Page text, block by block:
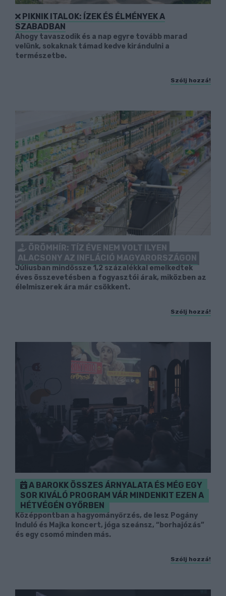
PIKNIK ITALOK: ÍZEK ÉS ÉLMÉNYEK A
SZABADBAN
Ahogy tavaszodik és a nap egyre tovább marad
velünk, sokaknak támad kedve kirándulni a
természetbe.
Szólj hozzá!
ÖRÖMHÍR: TÍZ ÉVE NEM VOLT ILYEN
ALACSONY AZ INFLÁCIÓ MAGYARORSZÁGON
Júliusban mindössze 1,2 százalékkal emelkedtek
éves összevetésben a fogyasztói árak, miközben az
élelmiszerek ára már csökkent.
Szólj hozzá!
A BAROKK ÖSSZES ÁRNYALATA ÉS MÉG EGY
SOR KIVÁLÓ PROGRAM VÁR MINDENKIT EZEN A
HÉTVÉGÉN GYŐRBEN
Középpontban a hagyományőrzés, de lesz Pogány
Induló és Majka koncert, jóga szeánsz, “borhajózás”
és egy csomó minden más.
Szólj hozzá!